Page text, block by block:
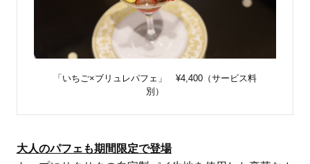
「いちご×ブリュレパフェ」 ¥4,400（サービス料
別）
大人のパフェも期間限定で登場